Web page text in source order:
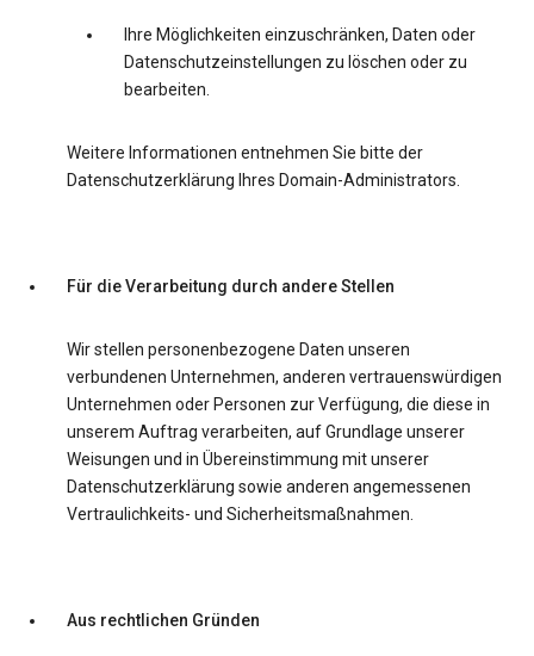
Ihre Möglichkeiten einzuschränken, Daten oder
Datenschutzeinstellungen zu löschen oder zu
bearbeiten.
Weitere Informationen entnehmen Sie bitte der
Datenschutzerklärung Ihres Domain-Administrators.
Für die Verarbeitung durch andere Stellen
Wir stellen personenbezogene Daten unseren
verbundenen Unternehmen, anderen vertrauenswürdigen
Unternehmen oder Personen zur Verfügung, die diese in
unserem Auftrag verarbeiten, auf Grundlage unserer
Weisungen und in Übereinstimmung mit unserer
Datenschutzerklärung sowie anderen angemessenen
Vertraulichkeits- und Sicherheitsmaßnahmen.
Aus rechtlichen Gründen